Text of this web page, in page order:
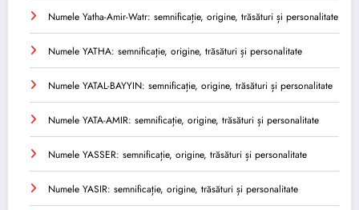
Numele Yatha-Amir-Watr: semnificație, origine, trăsături și personalitate
Numele YATHA: semnificație, origine, trăsături și personalitate
Numele YATAL-BAYYIN: semnificație, origine, trăsături și personalitate
Numele YATA-AMIR: semnificație, origine, trăsături și personalitate
Numele YASSER: semnificație, origine, trăsături și personalitate
Numele YASIR: semnificație, origine, trăsături și personalitate